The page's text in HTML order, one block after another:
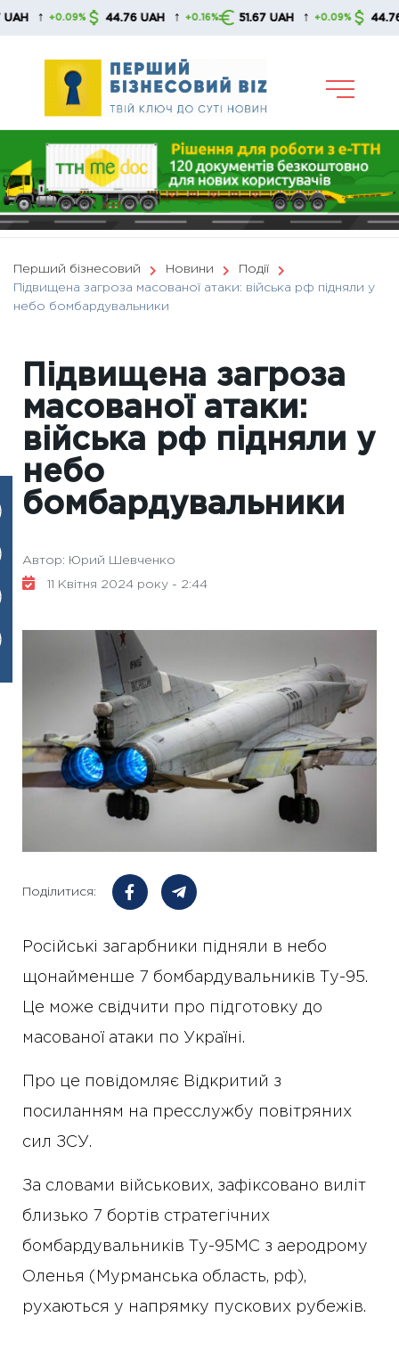
Skip
↑ +0.09% 44.76 UAH ↑ +0.16% 51.67 UAH ↑ +0.09% 44.76 UAH
Перший бізнесовий Новини
Події
Підвищена загроза масованої атаки: війська рф підняли у
небо бомбардувальники
Підвищена загроза
масованої атаки:
війська рф підняли у
небо
бомбардувальники
Автор: Юрий Шевченко
11 Квітня 2024 року - 2:44
Поділитися:
Російські загарбники підняли в небо
щонайменше 7 бомбардувальників Ту-95.
Це може свідчити про підготовку до
масованої атаки по Україні.
Про це повідомляє Відкритий з
посиланням на пресслужбу повітряних
сил ЗСУ.
За словами військових, зафіксовано виліт
близько 7 бортів стратегічних
бомбардувальників Ту-95МС з аеродрому
Оленья (Мурманська область, рф),
рухаються у напрямку пускових рубежів.